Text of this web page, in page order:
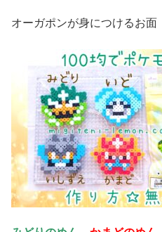
オーガポンが身につけるお面